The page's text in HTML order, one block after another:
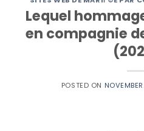
Lequel
en compagnie
POSTED ON